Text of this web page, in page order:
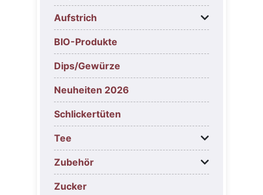
Aufstrich
BIO-Produkte
Dips/Gewürze
Neuheiten 2026
Schlickertüten
Tee
Zubehör
Zucker